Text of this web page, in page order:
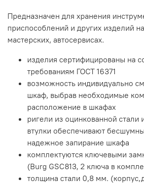
Предназначен для хранения
приспособлений и других изделий
мастерских, автосервисах.
изделия сертифицированы на
требованиям ГОСТ 16371
возможность индивидуально
шкаф, выбрав необходимые
расположение в шкафах
ригели из оцинкованной стали
втулки обеспечивают
надежное запирание шкафа
комплектуются ключевыми
(Burg GSC813, 2 ключа в
толщина стали 0,8 мм.